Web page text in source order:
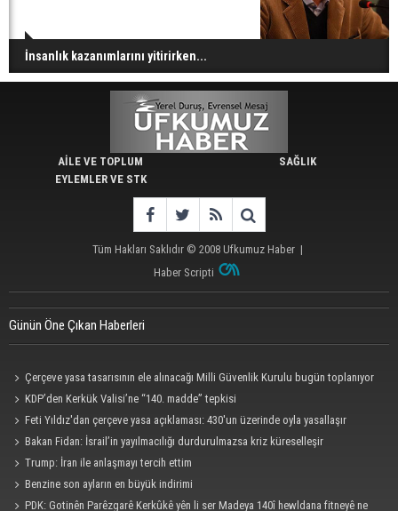
İnsanlık kazanımlarını yitirirken...
AİLE VE TOPLUM
EYLEMLER VE STK
SAĞLIK
Tüm Hakları Saklıdır © 2008 Ufkumuz Haber |
Haber Scripti
Günün Öne Çıkan Haberleri
Çerçeve yasa tasarısının ele alınacağı Milli Güvenlik Kurulu bugün toplanıyor
KDP’den Kerkük Valisi’ne “140. madde” tepkisi
Feti Yıldız'dan çerçeve yasa açıklaması: 430'un üzerinde oyla yasallaşır
Bakan Fidan: İsrail’in yayılmacılığı durdurulmazsa kriz küreselleşir
Trump: İran ile anlaşmayı tercih ettim
Benzine son ayların en büyük indirimi
PDK: Gotinên Parêzgarê Kerkûkê yên li ser Madeya 140î hewldana fitneyê ne